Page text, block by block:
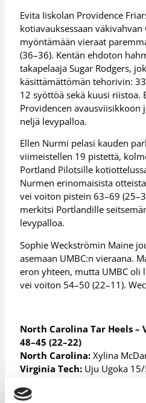
Evita Iiskolan Providence
kotiavauksessaan
myöntämään vieraat
(36–36). Kentän ehdoton
takapelaaja Sugar Rodgers,
käsittämättömän tehorivin:
12 syöttöä sekä kuusi riistoa.
Providencen avausviisikkoon
neljä levypalloa.
Ellen Nurmi pelasi kauden
viimeistellen 19 pistettä,
Portland Pilotsille
Nurmen erinomaisista
vei voiton pistein 63–69
merkitsi Portlandille
levypalloa.
Sophie Weckströmin Maine
asemaan UMBC:n vieraana.
eron yhteen, mutta UMBC oli
vei voiton 54–50 (22–11).
North Carolina Tar Heels –
48–45 (22–22)
North Carolina: Xylina
Virginia Tech: Uju Ugoka
2, 3p 0-2), Levypallot 6, Riistot